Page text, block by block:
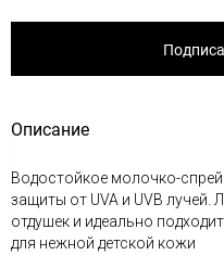
Описание
Водостойкое молочко-
защиты от UVA и UVB лучей.
отдушек и идеально подходит
для нежной детской кожи